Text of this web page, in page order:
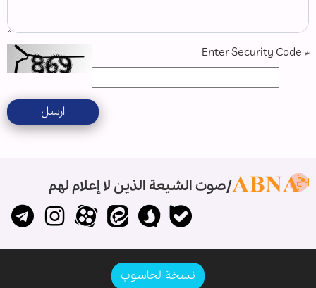
*
ارسل
صوت الشيعة الذين لا إعلام لهم
نسخة الحاسوب